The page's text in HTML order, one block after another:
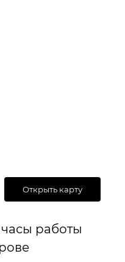
Открыть карту
работы